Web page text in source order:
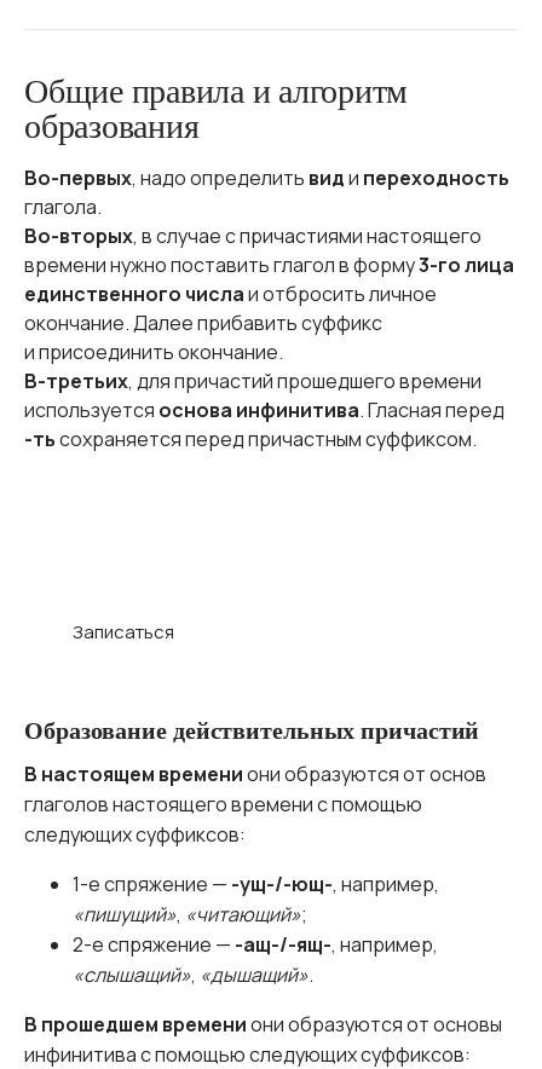
Общие правила и алгоритм
образования
Во-первых, надо определить види переходность
глагола.
Во-вторых, в случае с причастиями настоящего
времени нужно поставить глагол в форму3-го лица
единственного числаи отбросить личное
окончание. Далее прибавить суффикс
и присоединить окончание.
В-третьих, для причастий прошедшего времени
используется основа инфинитива. Гласная перед
-тьсохраняется перед причастным суффиксом.
Записаться
Образование действительных причастий
В настоящем времениони образуются от основ
глаголов настоящего времени с помощью
следующих суффиксов:
1-е спряжение — -ущ-/-ющ-, например,
«пишущий», «читающий»;
2-е спряжение — -ащ-/-ящ-, например,
«слышащий», «дышащий».
В прошедшем времениони образуются от основы
инфинитива с помощью следующих суффиксов: